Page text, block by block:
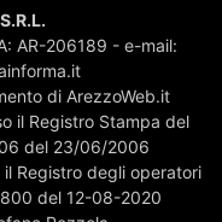
AR-206189 - e-mail:
di ArezzoWeb.it
il Registro Stampa del
del 23/06/2006
Registro degli operatori
del 12-08-2020